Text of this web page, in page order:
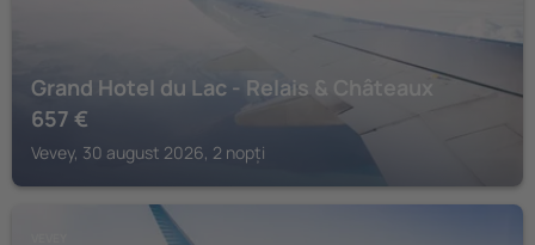
Grand Hotel du Lac - Relais & Châteaux
657 €
Vevey, 30 august 2026, 2 nopți